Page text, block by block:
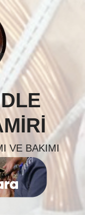
VE BAKIMI